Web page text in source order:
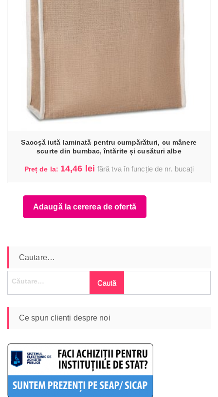
Sacoșă iută laminată pentru cumpărături, cu mânere
scurte din bumbac, întărite și cusături albe
Preț de la: 14,46 lei fără tva în funcție de nr. bucați
Adaugă la cererea de ofertă
Cautare…
Caută
Ce spun clienti despre noi